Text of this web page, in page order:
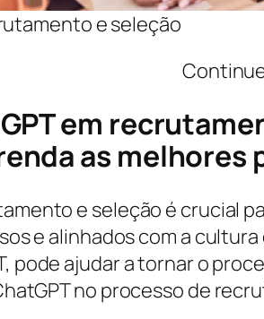
e seleção
em
as
e seleção é crucial
e alinhados com a
pode ajudar a tornar o
no processo de